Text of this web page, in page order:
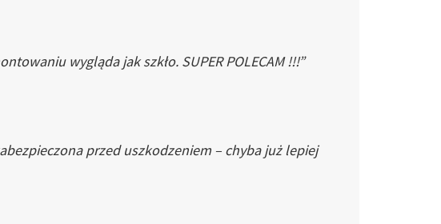
wygląda jak szkło. SUPER POLECAM !!!”
przed uszkodzeniem – chyba już lepiej